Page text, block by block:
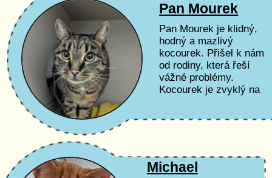
Pan Mourek
Pan Mourek je klidný,
hodný a mazlivý
kocourek. Přišel k nám
od rodiny, která řeší
vážné problémy.
Kocourek je zvyklý na
Michael